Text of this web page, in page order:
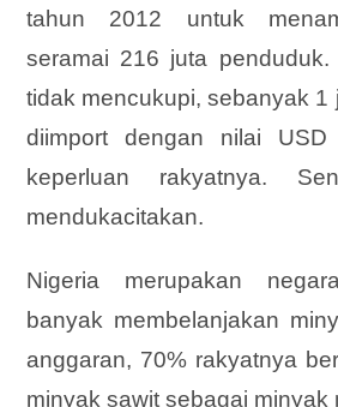
tahun 2012 untuk
seramai 216 juta penduduk.
tidak mencukupi, sebanyak 1
diimport dengan nilai
keperluan rakyatnya.
mendukacitakan.
Nigeria merupakan
banyak membelanjakan
anggaran, 70% rakyatnya
minyak sawit sebagai minyak